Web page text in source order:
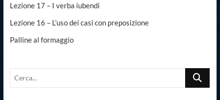
Lezione 17 – I verba iubendi
Lezione 16 – L’uso dei casi con preposizione
Palline al formaggio
Cerca...